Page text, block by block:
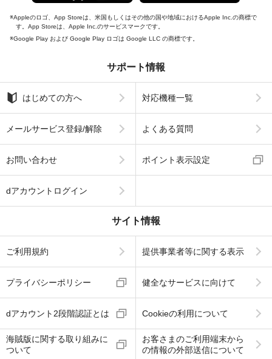
Appleのロゴ、App Storeは、米国もしくはその他の国や地域におけるApple Inc.の商標で
す。App Storeは、Apple Inc.のサービスマークです。
Google Play および Google Play ロゴは Google LLC の商標です。
サポート情報
はじめての方へ 対応機種一覧
メールサービス登録/解除 よくある質問
お問い合わせ ポイント表示設定
dアカウントログイン
サイト情報
ご利用規約 提供事業者等に関する表示
プライバシーポリシー 健全なサービスに向けて
dアカウント2段階認証とは Cookieの利用について
海賊版に関する取り組みに
ついて
お客さまのご利用端末から
の情報の外部送信について